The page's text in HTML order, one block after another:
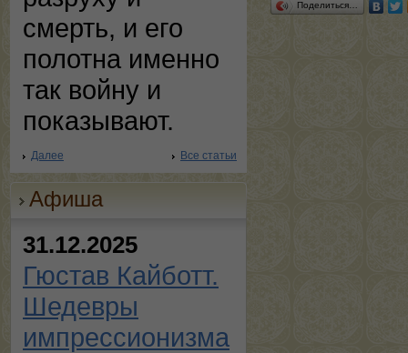
смерть, и его
полотна именно
так войну и
показывают.
Далее Все статьи
Афиша
31.12.2025
Гюстав Кайботт.
Шедевры
импрессионизма
Поделиться…